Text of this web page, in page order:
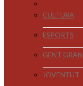
CULTURA
ESPORTS
GENT GRAN
JOVENTUT